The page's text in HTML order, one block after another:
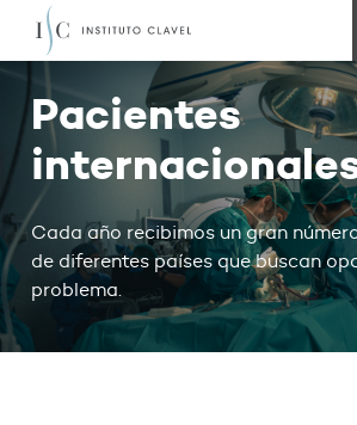
Pacientes
Cada año recibimos un gran
de diferentes países que buscan
problema.